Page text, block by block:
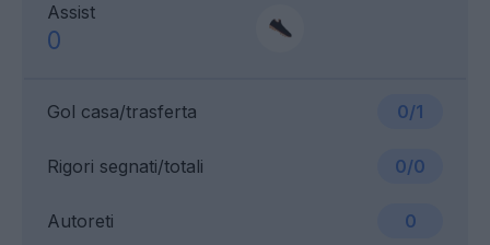
Assist
0
Gol casa/trasferta 0/1
Rigori segnati/totali 0/0
Autoreti 0